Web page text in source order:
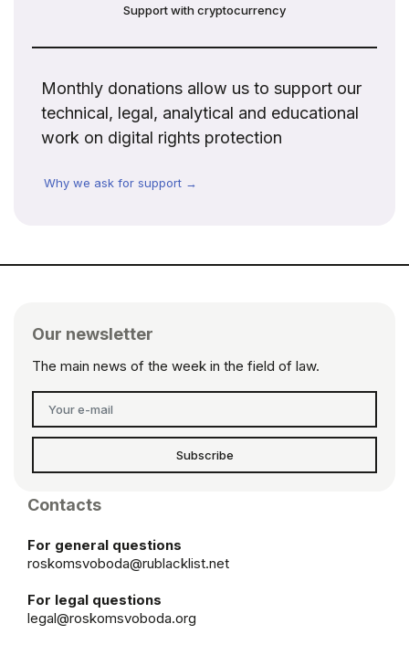
Support with cryptocurrency
Monthly donations allow us to support our
technical, legal, analytical and educational
work on digital rights protection
Why we ask for support →
Our newsletter
The main news of the week in the field of law.
Subscribe
Contacts
For general questions
roskomsvoboda@rublacklist.net
For legal questions
legal@roskomsvoboda.org